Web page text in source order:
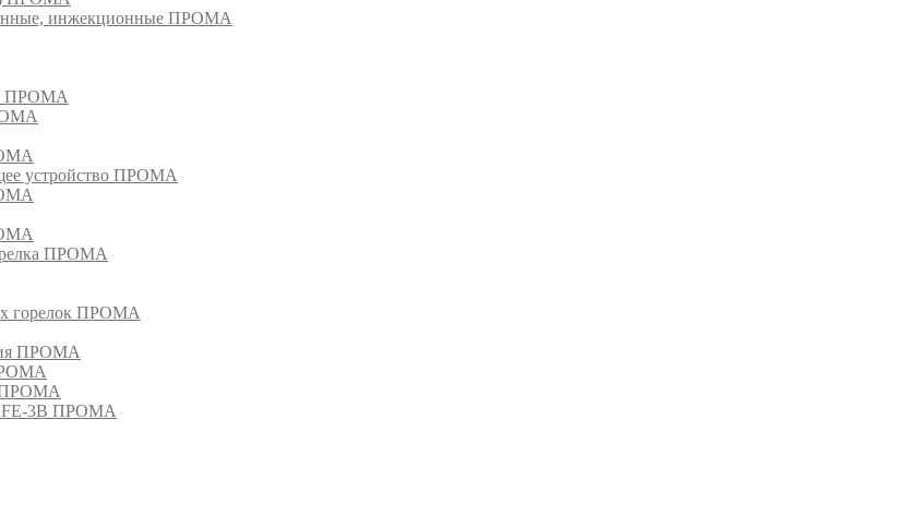
инжекционные ПРОМА
ПРОМА
устройство ПРОМА
ПРОМА
горелок ПРОМА
ПРОМА
ПРОМА
3B ПРОМА